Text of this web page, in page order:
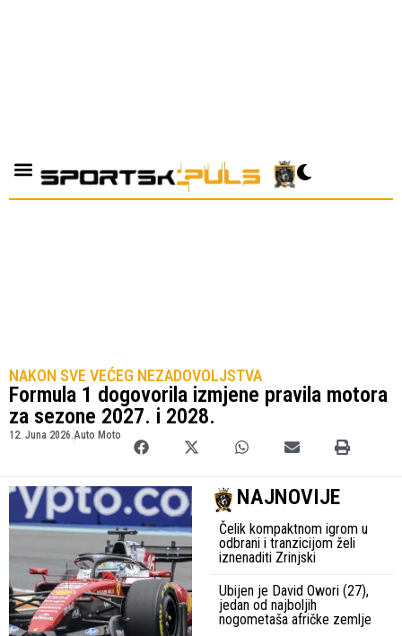
NAKON SVE VEĆEG NEZADOVOLJSTVA
Formula 1 dogovorila izmjene pravila motora
za sezone 2027. i 2028.
12. Juna 2026.Auto Moto
NAJNOVIJE
Čelik kompaktnom igrom u
odbrani i tranzicijom želi
iznenaditi Zrinjski
Ubijen je David Owori (27),
jedan od najboljih
nogometaša afričke zemlje